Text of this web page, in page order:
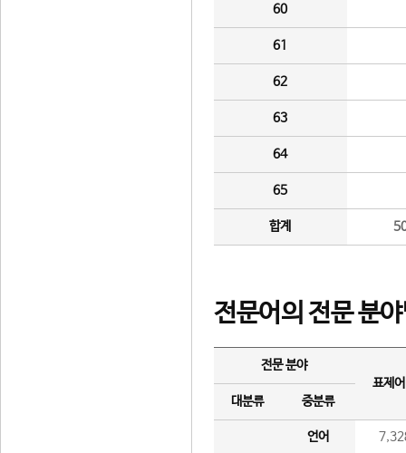
60
61
62
63
64
65
합계
전문어의 전문 분
전문 분야
표제
대분류
중분류
언어